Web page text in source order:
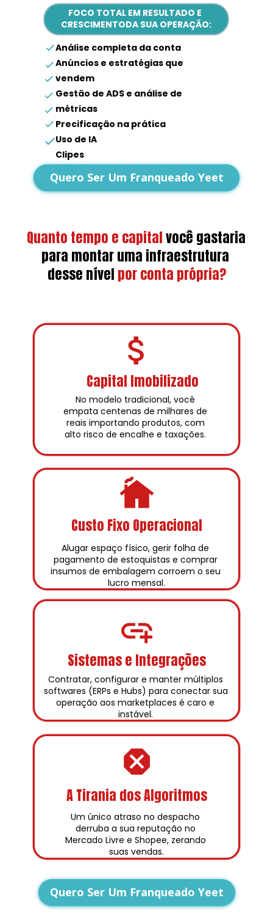
FOCO TOTAL EM RESULTADO E
CRESCIMENTODA SUA OPERAÇÃO:
Análise completa da conta
Anúncios e estratégias que
vendem
Gestão de ADS e análise de
métricas
Precificação na prática
Uso de IA
Clipes
Quero Ser Um Franqueado Yeet
Quanto tempo e capitalvocê gastaria
para montar uma infraestrutura
desse nível por conta própria?
Capital Imobilizado
Custo Fixo Operacional
Sistemas e Integrações
A Tirania dos Algoritmos
No modelo tradicional, você
empata centenas de milhares de
reais importando produtos, com
alto risco de encalhe e taxações.
Alugar espaço físico, gerir folha de
pagamento de estoquistas e comprar
insumos de embalagem corroem o seu
lucro mensal.
Contratar, configurar e manter múltiplos
softwares (ERPs e Hubs) para conectar sua
operação aos marketplaces é caro e
instável.
Um único atraso no despacho
derruba a sua reputação no
Mercado Livre e Shopee, zerando
suas vendas.
Quero Ser Um Franqueado Yeet